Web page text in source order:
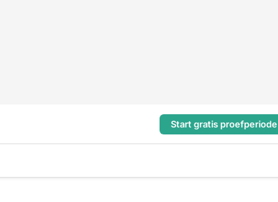
Start gratis proefperiode